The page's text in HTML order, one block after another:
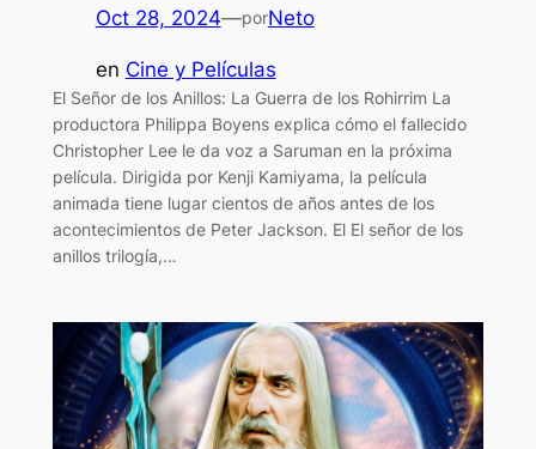
Oct 28, 2024—porNeto
en Cine y Películas
El Señor de los Anillos: La Guerra de los Rohirrim La
productora Philippa Boyens explica cómo el fallecido
Christopher Lee le da voz a Saruman en la próxima
película. Dirigida por Kenji Kamiyama, la película
animada tiene lugar cientos de años antes de los
acontecimientos de Peter Jackson. El El señor de los
anillos trilogía,…